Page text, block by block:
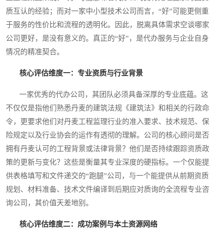
质互认的经验；而对一家中小型技术公司而言，“好”可能更侧重
于服务的性价比和流程的透明化。因此，脱离具体需求空谈哪家
公司更好，是没有意义的。真正的“好”，是代办服务与企业自身
情况的精准契合。
核心评估维度一：专业资质与行业背景
一家优秀的代办公司，其团队必须具备深厚的专业底蕴。这
不仅仅是指他们熟悉丹麦的建筑法规《建筑法》和相关的行政命
令，更要求他们对丹麦工程监理行业的准入要求、技术规范、保
险规定以及行业协会的运作有透彻的理解。公司的核心顾问是否
拥有丹麦认可的工程背景或法律背景？他们是否持续跟踪资质政
策的更新与变化？这些是衡量其专业深度的硬指标。一个仅能提
供表格填写和文件递交的“跑腿”公司，与一个能提供从前期资质
规划、材料准备、技术文件编译到后期应对质询的全流程专业咨
询公司，其价值天差地别。
核心评估维度二：成功案例与本土资源网络